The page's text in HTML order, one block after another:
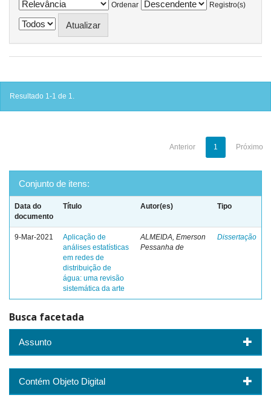
Ordenar
Registro(s)
Resultado 1-1 de 1.
Anterior 1 Próximo
Conjunto de itens:
Data do
documento
Título Autor(es) Tipo
9-Mar-2021
Aplicação de
análises estatísticas
em redes de
distribuição de
água: uma revisão
sistemática da arte
ALMEIDA, Emerson
Pessanha de
Dissertação
Busca facetada
Assunto
Contém Objeto Digital